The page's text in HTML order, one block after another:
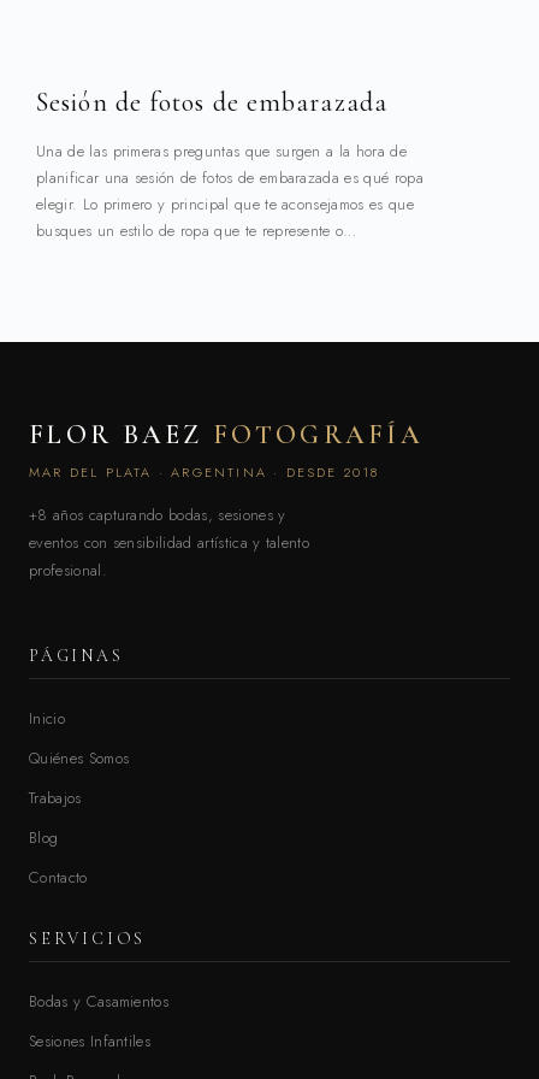
Sesión de fotos de embarazada
Una de las primeras preguntas que surgen a la hora de
planificar una sesión de fotos de embarazada es qué ropa
elegir. Lo primero y principal que te aconsejamos es que
busques un estilo de ropa que te represente o…
FLOR BAEZ FOTOGRAFÍA
MAR DEL PLATA · ARGENTINA · DESDE 2018
+8 años capturando bodas, sesiones y
eventos con sensibilidad artística y talento
profesional.
PÁGINAS
Inicio
Quiénes Somos
Trabajos
Blog
Contacto
SERVICIOS
Bodas y Casamientos
Sesiones Infantiles